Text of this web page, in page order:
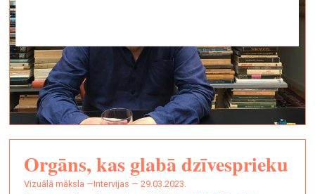
Orgāns, kas glabā dzīvesprieku
vizuālā māksla —Intervijas — 29.03.2023.